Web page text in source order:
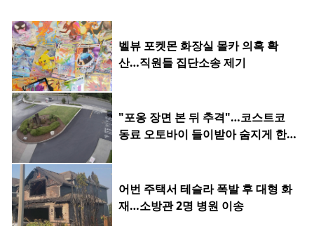
벨뷰 포켓몬 화장실 몰카 의혹 확
산…직원들 집단소송 제기
"포옹 장면 본 뒤 추격"…코스트코
동료 오토바이 들이받아 숨지게 한 2
어번 주택서 테슬라 폭발 후 대형 화
재…소방관 2명 병원 이송